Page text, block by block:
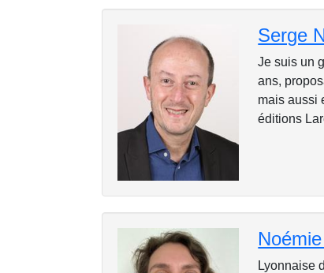
Serge
Je suis un
ans,
mais aussi
éditions
Lyonnaise